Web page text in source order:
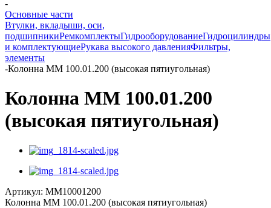
-
Основные части
Втулки, вкладыши, оси,
подшипникиРемкомплектыГидрооборудованиеГидроцилиндры
и комплектующиеРукава высокого давленияФильтры,
элементы
-Колонна ММ 100.01.200 (высокая пятиугольная)
Колонна ММ 100.01.200
(высокая пятиугольная)
Артикул: ММ10001200
Колонна ММ 100.01.200 (высокая пятиугольная)